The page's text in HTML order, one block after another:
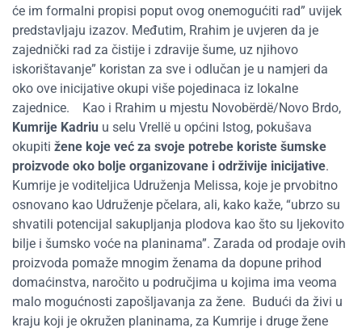
će im formalni propisi poput ovog onemogućiti rad” uvijek
predstavljaju izazov. Međutim, Rrahim je uvjeren da je
zajednički rad za čistije i zdravije šume, uz njihovo
iskorištavanje” koristan za sve i odlučan je u namjeri da
oko ove inicijative okupi više pojedinaca iz lokalne
zajednice.
Kao i Rrahim u mjestu Novobërdë/Novo Brdo,
Kumrije Kadriu u selu Vrellë u općini Istog, pokušava
okupiti žene koje već za svoje potrebe koriste šumske
proizvode oko bolje organizovane i održivije inicijative.
Kumrije je voditeljica Udruženja Melissa, koje je prvobitno
osnovano kao Udruženje pčelara, ali, kako kaže, “ubrzo su
shvatili potencijal sakupljanja plodova kao što su ljekovito
bilje i šumsko voće na planinama”. Zarada od prodaje ovih
proizvoda pomaže mnogim ženama da dopune prihod
domaćinstva, naročito u područjima u kojima ima veoma
malo mogućnosti zapošljavanja za žene. Budući da živi u
kraju koji je okružen planinama, za Kumrije i druge žene